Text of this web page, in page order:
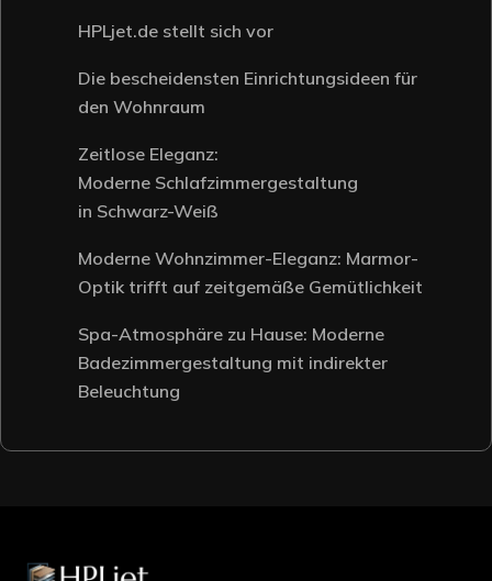
HPLjet.de stellt sich vor
Die bescheidensten Einrichtungsideen für
den Wohnraum
Zeitlose Eleganz:
Moderne Schlafzimmergestaltung
in Schwarz-Weiß
Moderne Wohnzimmer-Eleganz: Marmor-
Optik trifft auf zeitgemäße Gemütlichkeit
Spa-Atmosphäre zu Hause: Moderne
Badezimmergestaltung mit indirekter
Beleuchtung